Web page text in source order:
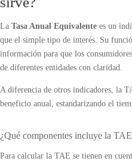
La Tasa Anual Equivalente es un
que el simple tipo de interés. Su
información para que los
de diferentes entidades con claridad.
A diferencia de otros indicadores, la
beneficio anual, estandarizando el
¿Qué componentes incluye la
Para calcular la TAE se tienen en